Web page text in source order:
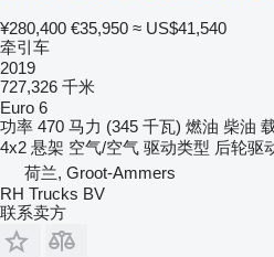
¥280,400 €35,950 ≈ US$41,540
牵引车
2019
727,326 千米
Euro 6
功率 470 马力 (345 千瓦) 燃油 柴油
4x2 悬架 空气/空气 驱动类型 后轮驱
荷兰, Groot-Ammers
RH Trucks BV
联系卖方